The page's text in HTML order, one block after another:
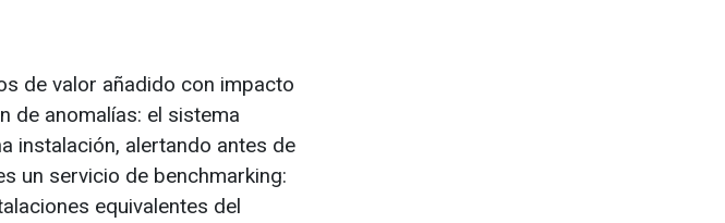
de valor añadido con impacto
de anomalías: el sistema
instalación, alertando antes de
un servicio de benchmarking:
equivalentes del